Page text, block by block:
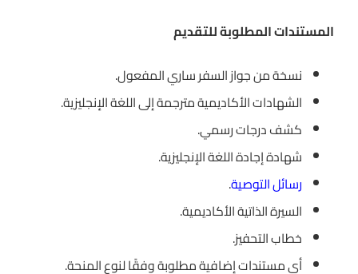
المستندات المطلوبة للتقديم
نسخة من جواز السفر ساري المفعول.
الشهادات الأكاديمية مترجمة إلى اللغة الإنجليزية.
كشف درجات رسمي.
شهادة إجادة اللغة الإنجليزية.
رسائل التوصية.
السيرة الذاتية الأكاديمية.
خطاب التحفيز.
أي مستندات إضافية مطلوبة وفقًا لنوع المنحة.